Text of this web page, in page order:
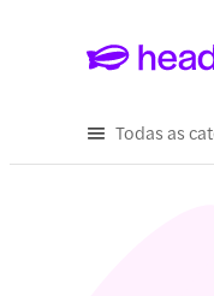
Todas as